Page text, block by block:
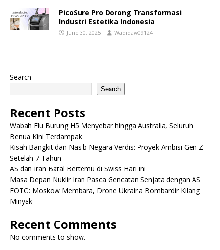
PicoSure Pro Dorong Transformasi
Industri Estetika Indonesia
June 30, 2025 Wadidaw09124
Search
Search
Recent Posts
Wabah Flu Burung H5 Menyebar hingga Australia, Seluruh
Benua Kini Terdampak
Kisah Bangkit dan Nasib Negara Verdis: Proyek Ambisi Gen Z
Setelah 7 Tahun
AS dan Iran Batal Bertemu di Swiss Hari Ini
Masa Depan Nuklir Iran Pasca Gencatan Senjata dengan AS
FOTO: Moskow Membara, Drone Ukraina Bombardir Kilang
Minyak
Recent Comments
No comments to show.